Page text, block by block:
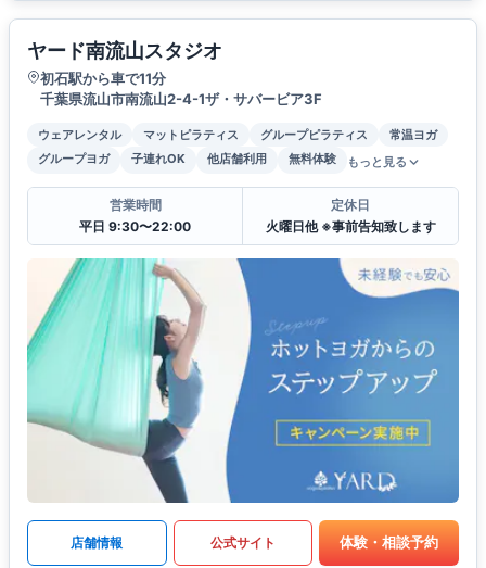
ヤード南流山スタジオ
初石駅から車で11分
千葉県流山市南流山2-4-1ザ・サバービア3F
ウェアレンタル マットピラティス グループピラティス
常温ヨガ
グループヨガ
子連れOK 他店舗利用 無料体験 もっと見る
営業時間
平日 9:30〜22:00
定休日
火曜日他 ※事前告知致します
店舗情報 公式サイト 体験・相談予約